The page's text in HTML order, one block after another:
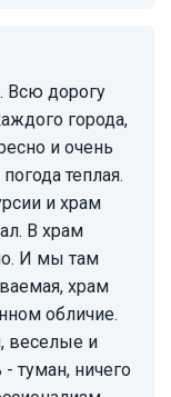
города,
и очень
теплая.
и храм
В храм
И мы там
храм
обличие.
веселые и
туман, ничего